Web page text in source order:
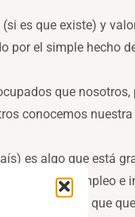
es que existe) y
por el simple hecho
que nosotros,
conocemos nuestra
es algo que está
de desempleo e
o lanzar lo que